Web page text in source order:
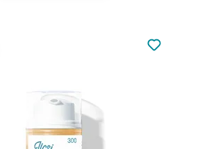
zu den
zu Ihren